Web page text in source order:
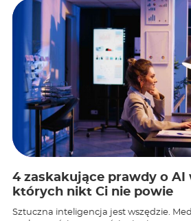
4 zaskakujące prawdy o AI
których nikt Ci nie powie
Sztuczna inteligencja jest wszędzie.